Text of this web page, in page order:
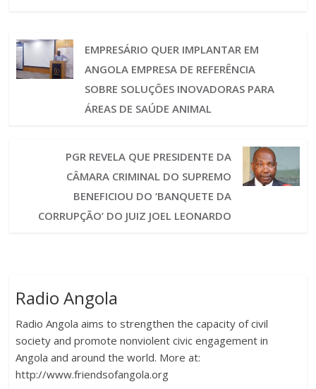
EMPRESÁRIO QUER IMPLANTAR EM
ANGOLA EMPRESA DE REFERÊNCIA
SOBRE SOLUÇÕES INOVADORAS PARA
ÁREAS DE SAÚDE ANIMAL
PGR REVELA QUE PRESIDENTE DA
CÂMARA CRIMINAL DO SUPREMO
BENEFICIOU DO ‘BANQUETE DA
CORRUPÇÃO’ DO JUIZ JOEL LEONARDO
Radio Angola
Radio Angola aims to strengthen the capacity of civil
society and promote nonviolent civic engagement in
Angola and around the world. More at:
http://www.friendsofangola.org